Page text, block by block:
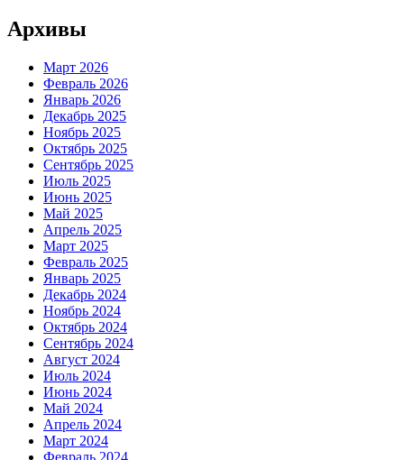
Архивы
Март 2026
Февраль 2026
Январь 2026
Декабрь 2025
Ноябрь 2025
Октябрь 2025
Сентябрь 2025
Июль 2025
Июнь 2025
Май 2025
Апрель 2025
Март 2025
Февраль 2025
Январь 2025
Декабрь 2024
Ноябрь 2024
Октябрь 2024
Сентябрь 2024
Август 2024
Июль 2024
Июнь 2024
Май 2024
Апрель 2024
Март 2024
Февраль 2024